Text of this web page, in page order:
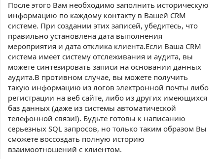
После этого Вам необходимо заполнить историческую
информацию по каждому контакту в Вашей CRM
системе. При создании этих записей, убедитесь, что
правильно установлена дата выполнения
мероприятия и дата отклика клиента.Если Ваша CRM
система имеет систему отслеживания и аудита, вы
можете синтезировать записи на основании данных
аудита.В противном случае, вы можете получить
такую информацию из логов электронной почты либо
регистрации на веб сайте, либо из других имеющихся
баз данных (даже из системы автоматической
телефонной связи!). Будьте готовы к написанию
серьезных SQL запросов, но только таким образом Вы
сможете воссоздать полную историю
взаимоотношений с клиентом.